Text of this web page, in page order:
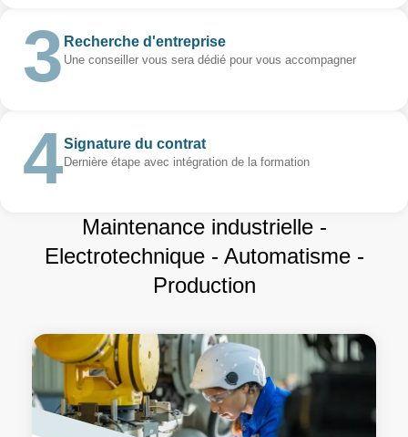
Recherche d'entreprise
Une conseiller vous sera dédié pour vous accompagner
Signature du contrat
Dernière étape avec intégration de la formation
Maintenance industrielle -
Electrotechnique - Automatisme -
Production